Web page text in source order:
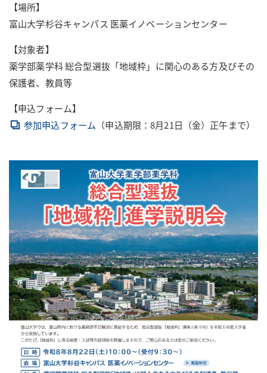
【場所】
富山大学杉谷キャンパス 医薬イノベーションセンター
【対象者】
薬学部薬学科 総合型選抜「地域枠」に関心のある方及びその
保護者、教員等
【申込フォーム】
参加申込フォーム （申込期限：8月21日（金）正午まで）